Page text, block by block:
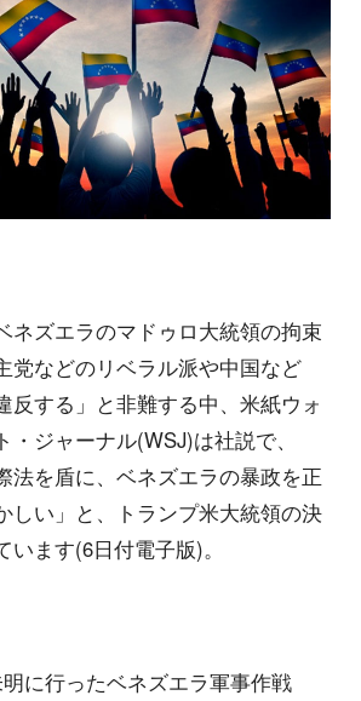
ネズエラのマドゥロ大統領の拘束
党などのリベラル派や中国など
反する」と非難する中、米紙ウォ
・ジャーナル(WSJ)は社説で、
法を盾に、ベネズエラの暴政を正
しい」と、トランプ米大統領の決
ます(6日付電子版)。
に行ったベネズエラ軍事作戦